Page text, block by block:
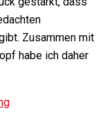
Zusammen mit
habe ich daher